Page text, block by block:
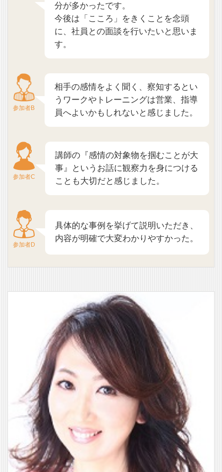
分が多かったです。
今後は「こころ」をきくことを念頭
に、社員との面談を行いたいと思いま
す。
参加者B
相手の感情をよく聞く、察知するとい
うワークやトレーニングは営業、指導
員へよいかもしれないと感じました。
参加者C
講師の『感情の対象物を掴むことが大
事』というお話に観察力を身につける
ことも大切だと感じました。
参加者D
具体的な事例を挙げて説明いただき、
内容が明確で大変わかりやすかった。